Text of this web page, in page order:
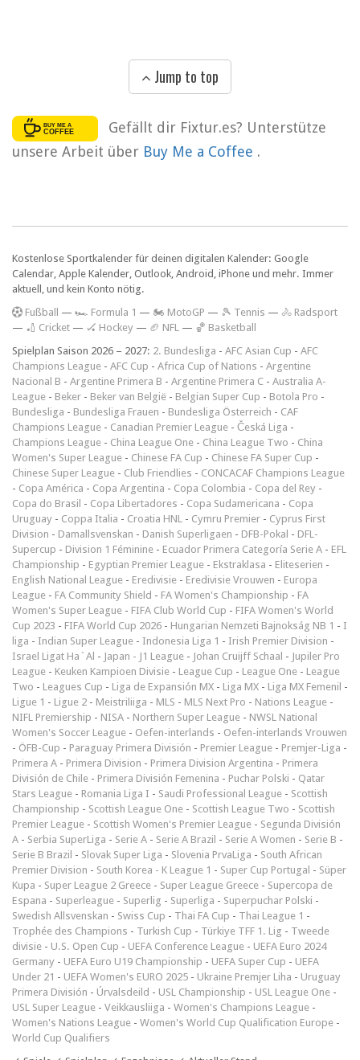
Jump to top
Gefällt dir Fixtur.es? Unterstütze
unsere Arbeit über Buy Me a Coffee .
Kostenlose Sportkalender für deinen digitalen Kalender: Google
Calendar, Apple Kalender, Outlook, Android, iPhone und mehr. Immer
aktuell, und kein Konto nötig.
Fußball — 🏎️ Formula 1 — 🏍 MotoGP — 🎾 Tennis — 🚴 Radsport
— 🏏 Cricket — 🏑 Hockey — 🏈 NFL — 🏀 Basketball
Spielplan Saison 2026 – 2027: 2. Bundesliga - AFC Asian Cup - AFC
Champions League - AFC Cup - Africa Cup of Nations - Argentine
Nacional B - Argentine Primera B - Argentine Primera C - Australia A-
League - Beker - Beker van België - Belgian Super Cup - Botola Pro -
Bundesliga - Bundesliga Frauen - Bundesliga Österreich - CAF
Champions League - Canadian Premier League - Česká Liga -
Champions League - China League One - China League Two - China
Women's Super League - Chinese FA Cup - Chinese FA Super Cup -
Chinese Super League - Club Friendlies - CONCACAF Champions League
- Copa América - Copa Argentina - Copa Colombia - Copa del Rey -
Copa do Brasil - Copa Libertadores - Copa Sudamericana - Copa
Uruguay - Coppa Italia - Croatia HNL - Cymru Premier - Cyprus First
Division - Damallsvenskan - Danish Superligaen - DFB-Pokal - DFL-
Supercup - Division 1 Féminine - Ecuador Primera Categoría Serie A - EFL
Championship - Egyptian Premier League - Ekstraklasa - Eliteserien -
English National League - Eredivisie - Eredivisie Vrouwen - Europa
League - FA Community Shield - FA Women's Championship - FA
Women's Super League - FIFA Club World Cup - FIFA Women's World
Cup 2023 - FIFA World Cup 2026 - Hungarian Nemzeti Bajnokság NB 1 - I
liga - Indian Super League - Indonesia Liga 1 - Irish Premier Division -
Israel Ligat Ha`Al - Japan - J1 League - Johan Cruijff Schaal - Jupiler Pro
League - Keuken Kampioen Divisie - League Cup - League One - League
Two - Leagues Cup - Liga de Expansión MX - Liga MX - Liga MX Femenil -
Ligue 1 - Ligue 2 - Meistriliiga - MLS - MLS Next Pro - Nations League -
NIFL Premiership - NISA - Northern Super League - NWSL National
Women's Soccer League - Oefen-interlands - Oefen-interlands Vrouwen
- ÖFB-Cup - Paraguay Primera División - Premier League - Premjer-Liga -
Primera A - Primera Division - Primera Division Argentina - Primera
División de Chile - Primera División Femenina - Puchar Polski - Qatar
Stars League - Romania Liga I - Saudi Professional League - Scottish
Championship - Scottish League One - Scottish League Two - Scottish
Premier League - Scottish Women's Premier League - Segunda División
A - Serbia SuperLiga - Serie A - Serie A Brazil - Serie A Women - Serie B -
Serie B Brazil - Slovak Super Liga - Slovenia PrvaLiga - South African
Premier Division - South Korea - K League 1 - Super Cup Portugal - Süper
Kupa - Super League 2 Greece - Super League Greece - Supercopa de
Espana - Superleague - Superlig - Superliga - Superpuchar Polski -
Swedish Allsvenskan - Swiss Cup - Thai FA Cup - Thai League 1 -
Trophée des Champions - Turkish Cup - Türkiye TFF 1. Lig - Tweede
divisie - U.S. Open Cup - UEFA Conference League - UEFA Euro 2024
Germany - UEFA Euro U19 Championship - UEFA Super Cup - UEFA
Under 21 - UEFA Women's EURO 2025 - Ukraine Premjer Liha - Uruguay
Primera División - Úrvalsdeild - USL Championship - USL League One -
USL Super League - Veikkausliiga - Women's Champions League -
Women's Nations League - Women's World Cup Qualification Europe -
World Cup Qualifiers